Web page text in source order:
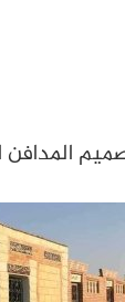
المدافن